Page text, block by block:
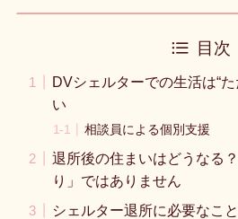
目次
DVシェルターでの生活は“
い
相談員による個別支援
退所後の住まいはどうなる
り」ではありません
シェルター退所に必要なこ